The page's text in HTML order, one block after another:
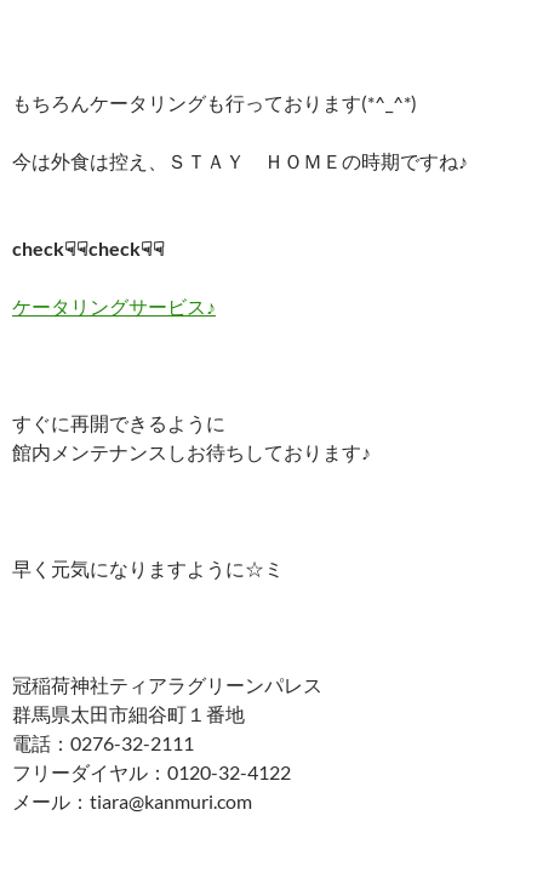
もちろんケータリングも行っております(*^_^*)
今は外食は控え、ＳＴＡＹ ＨＯＭＥの時期ですね♪
check☟☟check☟☟
ケータリングサービス♪
すぐに再開できるように
館内メンテナンスしお待ちしております♪
早く元気になりますように☆ミ
冠稲荷神社ティアラグリーンパレス
群馬県太田市細谷町１番地
電話：0276-32-2111
フリーダイヤル：0120-32-4122
メール：tiara@kanmuri.com